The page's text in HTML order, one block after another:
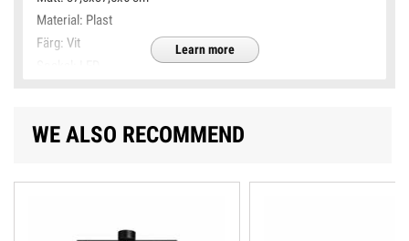
Material: Plast
Färg: Vit
Watt medföljande ljuskällor: 24W
Livslängd: 54 000h
Färgtemperatur: 3000K
Learn more
WE ALSO RECOMMEND